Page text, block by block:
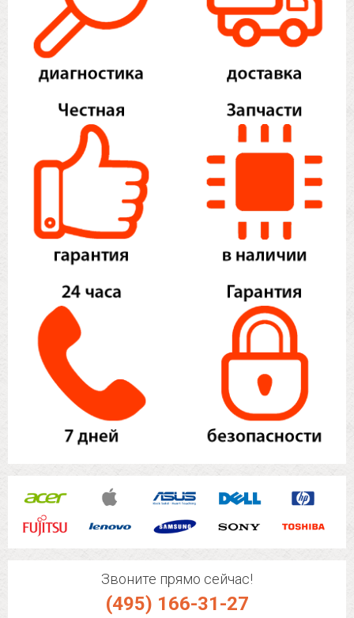
Звоните прямо сейчас!
(495) 166-31-27